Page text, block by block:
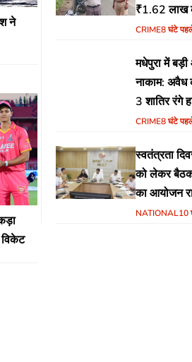
ने
₹1.62 लाख
CRIME8 घंटे
मधेपुरा में
नाकाम:
3 शातिर रंगे
CRIME8 घंटे
स्वतंत्रता
को लेकर
का आयोजन
स्टेडियम बैढ़न
NATIONAL10